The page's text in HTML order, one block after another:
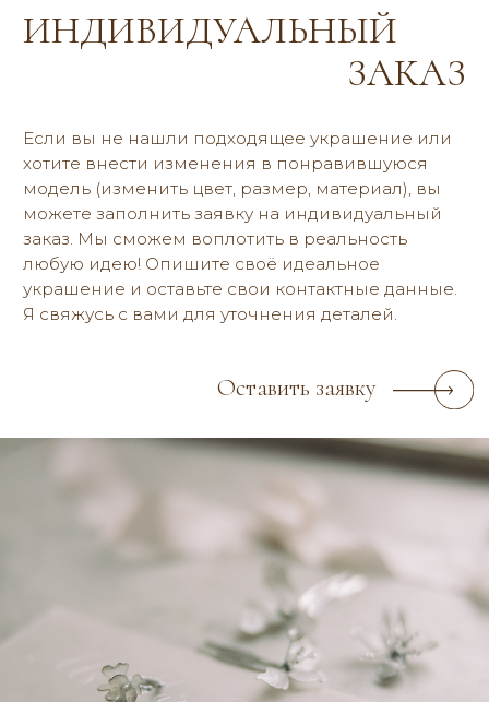
Все фото — и видеоматериалы являются объектом авторского права
и запрещены для копирования, использования и распространения.
ПОКУПАТЕЛЯМ
Индивидуальный дизайн
Контакты и адреса
Оплата и доставка
О бренде
Отзывы
Блог
Договор оферты
Цветы из ткани